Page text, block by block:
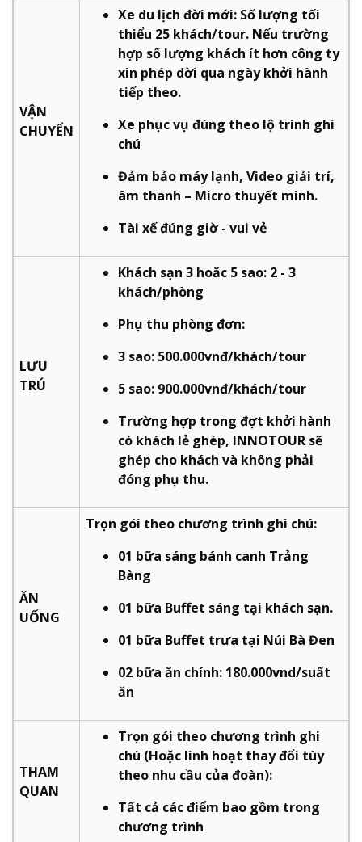
VẬN
CHUYỂN
Xe du lịch đời mới: Số lượng tối
thiểu 25 khách/tour. Nếu trường
hợp số lượng khách ít hơn công ty
xin phép dời qua ngày khởi hành
tiếp theo.
Xe phục vụ đúng theo lộ trình ghi
chú
Đảm bảo máy lạnh, Video giải trí,
âm thanh – Micro thuyết minh.
Tài xế đúng giờ - vui vẻ
LƯU
TRÚ
Khách sạn 3 hoăc 5 sao: 2 - 3
khách/phòng
Phụ thu phòng đơn:
3 sao: 500.000vnđ/khách/tour
5 sao: 900.000vnđ/khách/tour
Trường hợp trong đợt khởi hành
có khách lẻ ghép, INNOTOUR sẽ
ghép cho khách và không phải
đóng phụ thu.
ĂN
UỐNG
Trọn gói theo chương trình ghi chú:
01 bữa sáng bánh canh Trảng
Bàng
01 bữa Buffet sáng tại khách sạn.
01 bữa Buffet trưa tại Núi Bà Đen
02 bữa ăn chính: 180.000vnd/suất
ăn
THAM
QUAN
Trọn gói theo chương trình ghi
chú (Hoặc linh hoạt thay đổi tùy
theo nhu cầu của đoàn):
Tất cả các điểm bao gồm trong
chương trình